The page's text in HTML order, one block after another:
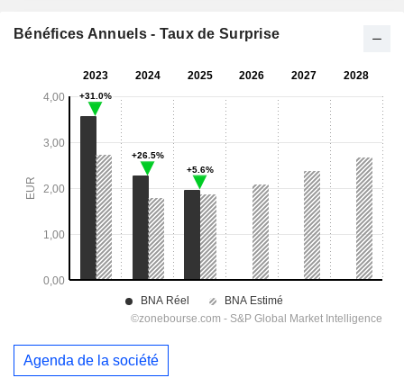
Bénéfices Annuels - Taux de Surprise
Agenda de la société